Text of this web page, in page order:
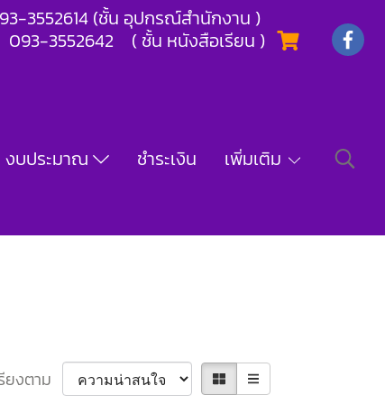
3552614 (ชั้น อุปกรณ์สำนักงาน )
3552642 ( ชั้น หนังสือเรียน )
งบประมาณ ชำระเงิน เพิ่มเติม
ยงตาม